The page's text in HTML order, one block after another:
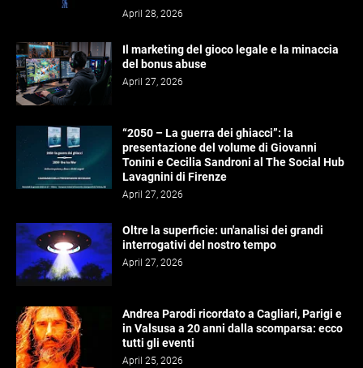
April 28, 2026
Il marketing del gioco legale e la minaccia
del bonus abuse
April 27, 2026
“2050 – La guerra dei ghiacci”: la
presentazione del volume di Giovanni
Tonini e Cecilia Sandroni al The Social Hub
Lavagnini di Firenze
April 27, 2026
Oltre la superficie: un'analisi dei grandi
interrogativi del nostro tempo
April 27, 2026
Andrea Parodi ricordato a Cagliari, Parigi e
in Valsusa a 20 anni dalla scomparsa: ecco
tutti gli eventi
April 25, 2026